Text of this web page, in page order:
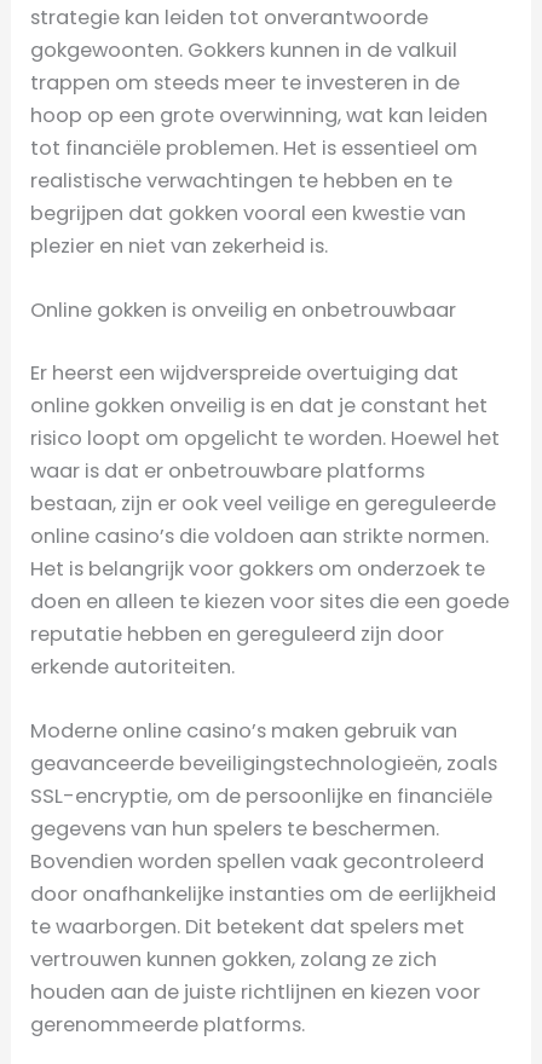
strategie kan leiden tot onverantwoorde
gokgewoonten. Gokkers kunnen in de valkuil
trappen om steeds meer te investeren in de
hoop op een grote overwinning, wat kan leiden
tot financiële problemen. Het is essentieel om
realistische verwachtingen te hebben en te
begrijpen dat gokken vooral een kwestie van
plezier en niet van zekerheid is.
Online gokken is onveilig en onbetrouwbaar
Er heerst een wijdverspreide overtuiging dat
online gokken onveilig is en dat je constant het
risico loopt om opgelicht te worden. Hoewel het
waar is dat er onbetrouwbare platforms
bestaan, zijn er ook veel veilige en gereguleerde
online casino’s die voldoen aan strikte normen.
Het is belangrijk voor gokkers om onderzoek te
doen en alleen te kiezen voor sites die een goede
reputatie hebben en gereguleerd zijn door
erkende autoriteiten.
Moderne online casino’s maken gebruik van
geavanceerde beveiligingstechnologieën, zoals
SSL-encryptie, om de persoonlijke en financiële
gegevens van hun spelers te beschermen.
Bovendien worden spellen vaak gecontroleerd
door onafhankelijke instanties om de eerlijkheid
te waarborgen. Dit betekent dat spelers met
vertrouwen kunnen gokken, zolang ze zich
houden aan de juiste richtlijnen en kiezen voor
gerenommeerde platforms.